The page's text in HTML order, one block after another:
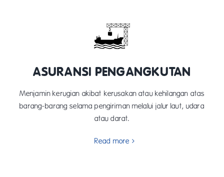
ASURANSI PENGANGKUTAN
Menjamin kerugian akibat kerusakan atau kehilangan atas
barang-barang selama pengiriman melalui jalur laut, udara
atau darat.
Read more